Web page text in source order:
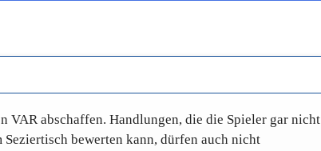
VAR abschaffen. Handlungen, die die Spieler gar nicht
bewerten kann, dürfen auch nicht